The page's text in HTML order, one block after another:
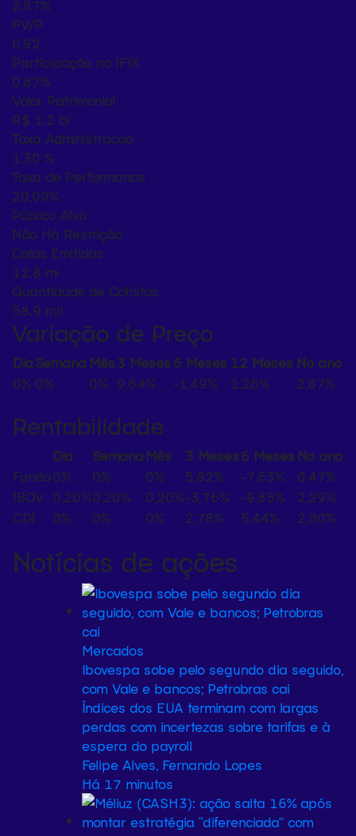
2,87%
PV/P
0,92
Participação no IFIX
0,87%
Valor Patrimonial
R$ 1.2 bi
Taxa Administracao
1,30 %
Taxa de Performance
20,00%
Público Alvo
Não Há Restrição
Cotas Emitidas
12.8 mi
Quantidade de Cotistas
58.9 mil
Variação de Preço
DiaSemana Mês3 Meses 6 Meses 12 Meses No ano
0% 0% 0% 9,64% -1,49% 1,26% 2,87%
Rentabilidade
Dia Semana Mês 3 Meses6 Meses No ano
Fundo0% 0% 0% 5,82% -7,63%
0,47%
IBOV 0,20%0,20% 0,20%-3,76% -9,85%
2,29%
CDI
0% 0% 0% 2,78% 5,44% 2,00%
Notícias de ações
Mercados
Ibovespa sobe pelo segundo dia seguido,
com Vale e bancos; Petrobras cai
Índices dos EUA terminam com largas
perdas com incertezas sobre tarifas e à
espera do payroll
Felipe Alves, Fernando Lopes
Há 17 minutos